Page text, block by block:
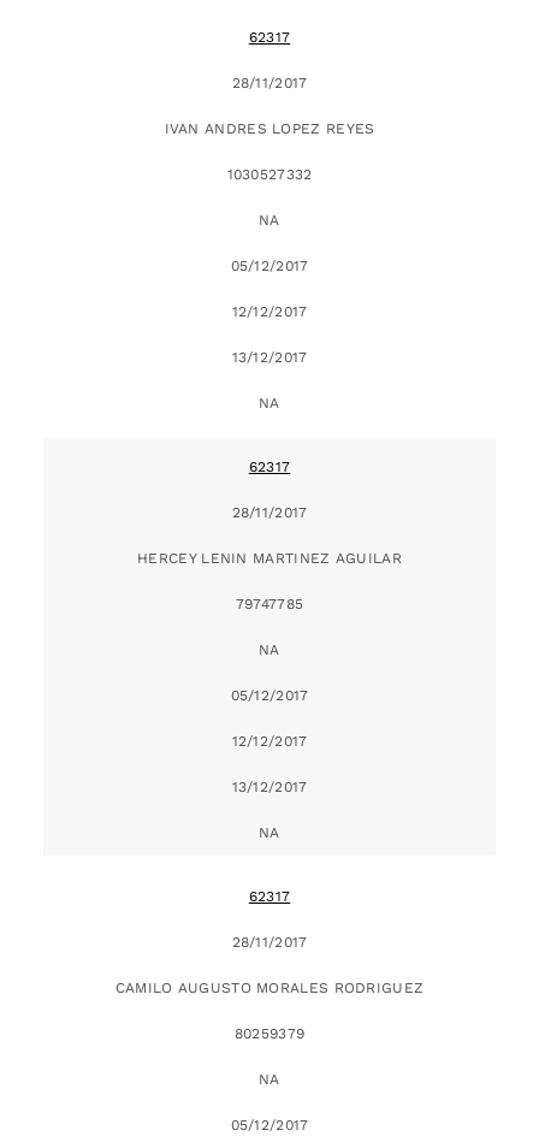
62317
28/11/2017
IVAN ANDRES LOPEZ REYES
1030527332
NA
05/12/2017
12/12/2017
13/12/2017
NA
62317
28/11/2017
HERCEY LENIN MARTINEZ AGUILAR
79747785
NA
05/12/2017
12/12/2017
13/12/2017
NA
62317
28/11/2017
CAMILO AUGUSTO MORALES RODRIGUEZ
80259379
NA
05/12/2017